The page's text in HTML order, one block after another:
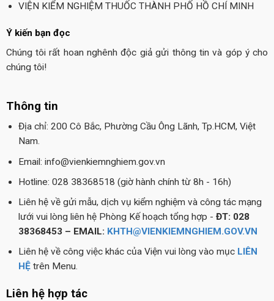
VIỆN KIỂM NGHIỆM THUỐC THÀNH PHỐ HỒ CHÍ MINH
Ý kiến bạn đọc
Chúng tôi rất hoan nghênh độc giả gửi thông tin và góp ý cho
chúng tôi!
Thông tin
Địa chỉ: 200 Cô Bắc, Phường Cầu Ông Lãnh, Tp.HCM, Việt
Nam.
Email: info@vienkiemnghiem.gov.vn
Hotline: 028 38368518 (giờ hành chính từ 8h - 16h)
Liên hệ về gửi mẫu, dịch vụ kiểm nghiệm và công tác mạng
lưới vui lòng liên hệ Phòng Kế hoạch tổng hợp - ĐT: 028
38368453 – EMAIL: KHTH@VIENKIEMNGHIEM.GOV.VN
Liên hệ về công việc khác của Viện vui lòng vào mục LIÊN
HỆtrên Menu.
Liên hệ hợp tác